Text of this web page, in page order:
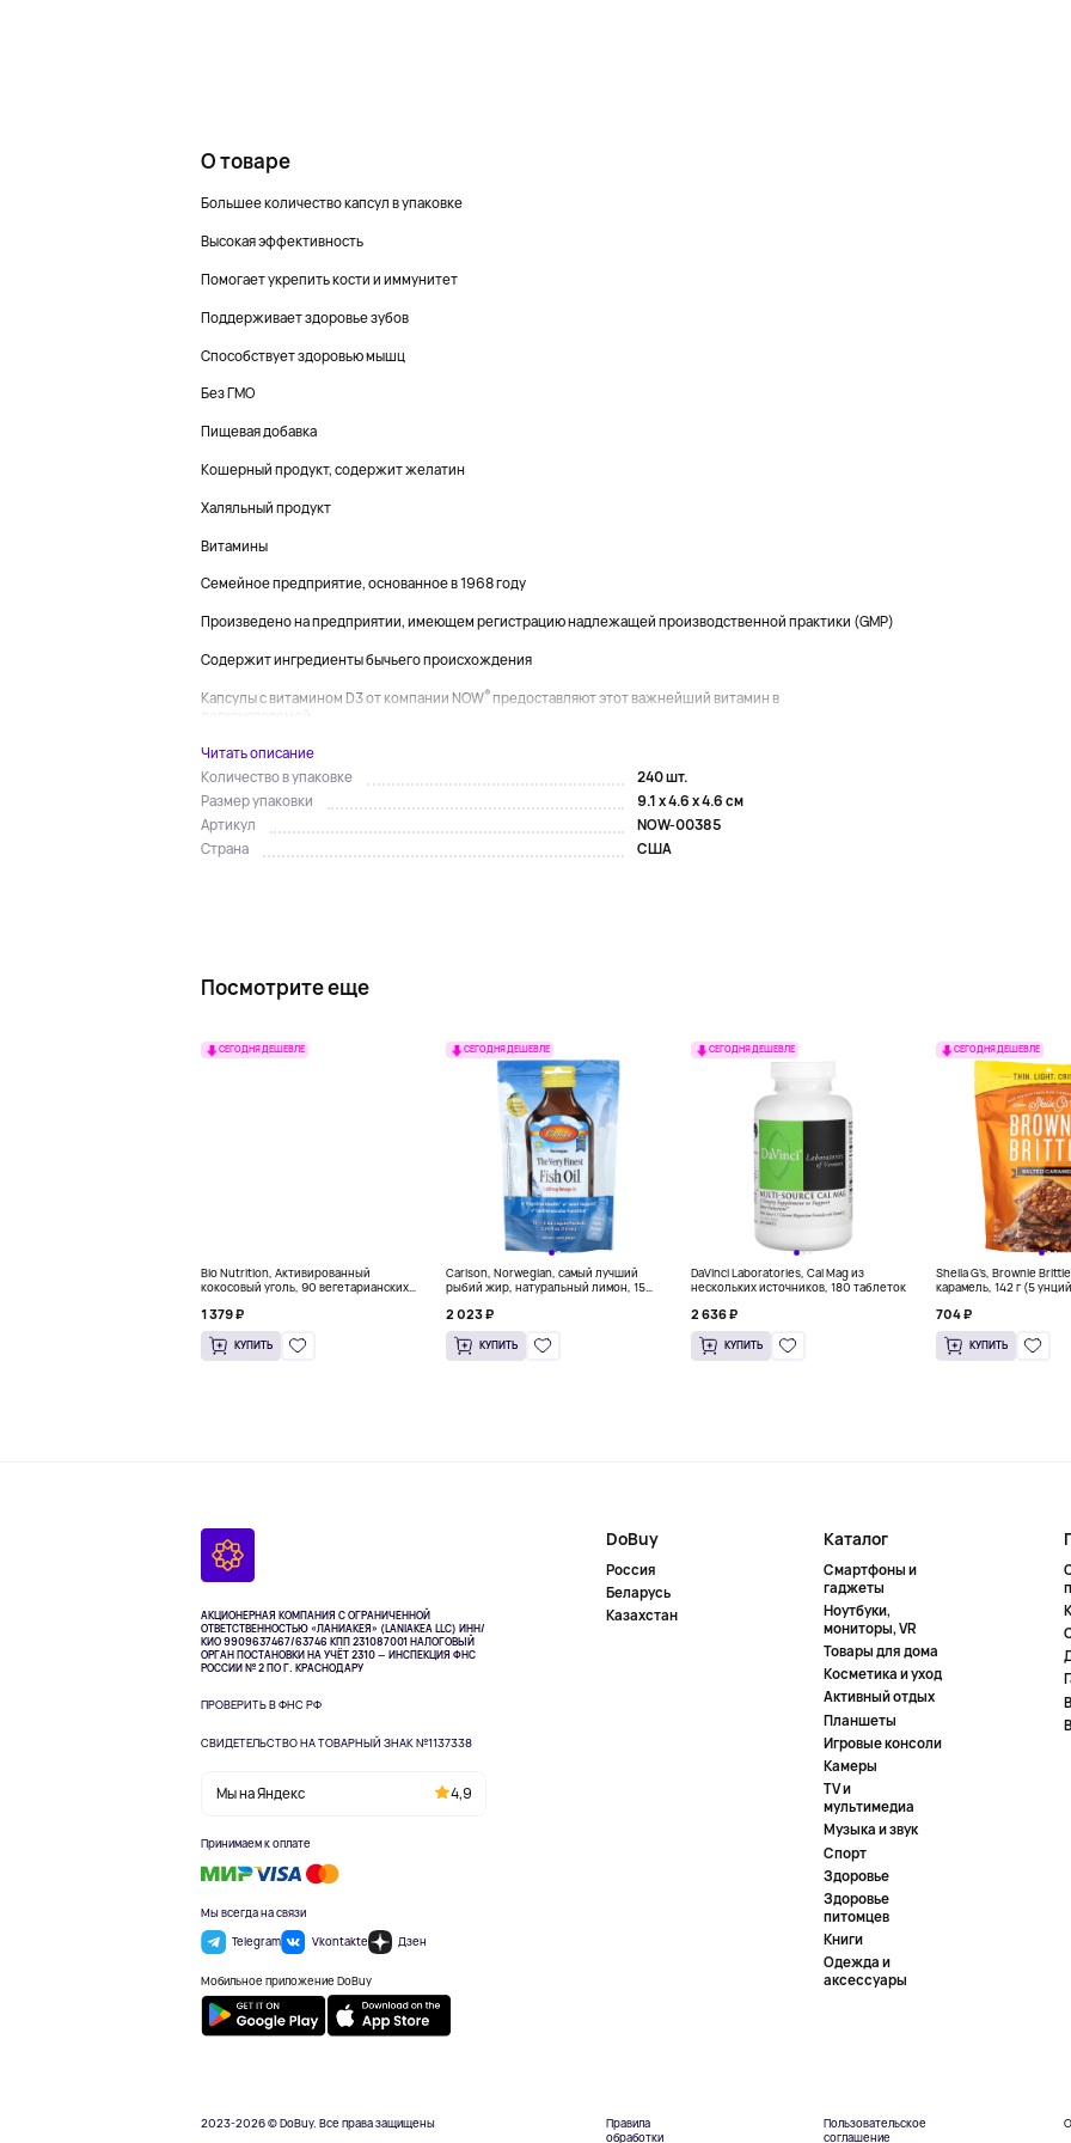
О товаре
Большее количество капсул в упаковке
Высокая эффективность
Помогает укрепить кости и иммунитет
Поддерживает здоровье зубов
Способствует здоровью мышц
Без ГМО
Пищевая добавка
Кошерный продукт, содержит желатин
Халяльный продукт
Витамины
Семейное предприятие, основанное в 1968 году
Произведено на предприятии, имеющем регистрацию надлежащей производственной практики (GMP)
Содержит ингредиенты бычьего происхождения
Капсулы с витамином D3 от компании NOW® предоставляют этот важнейший витамин в
легкоусвояемой...
Читать описание
Количество в упаковке
240 шт.
Размер упаковки
9.1 x 4.6 x 4.6 см
Артикул
NOW-00385
Страна
США
Посмотрите еще
СЕГОДНЯ ДЕШЕВЛЕ
Bio Nutrition, Активированный
кокосовый уголь, 90 вегетарианских
1 379 ₽
КУПИТЬ
СЕГОДНЯ ДЕШЕВЛЕ
Carlson, Norwegian, самый лучший
рыбий жир, натуральный лимон, 15
2 023 ₽
КУПИТЬ
СЕГОДНЯ ДЕШЕВЛЕ
DaVinci Laboratories, Cal Mag из
нескольких источников, 180 таблеток
2 636 ₽
КУПИТЬ
СЕГОДНЯ ДЕШЕВЛЕ
Sheila G's, Brownie
карамель, 142 г (5
704 ₽
КУПИТЬ
АКЦИОНЕРНАЯ КОМПАНИЯ С ОГРАНИЧЕННОЙ
ОТВЕТСТВЕННОСТЬЮ «ЛАНИАКЕЯ» (LANIAKEA LLC) ИНН/
КИО 9909637467/63746 КПП 231087001НАЛОГОВЫЙ
ОРГАН ПОСТАНОВКИ НА УЧЁТ 2310 — ИНСПЕКЦИЯ ФНС
РОССИИ № 2 ПО Г. КРАСНОДАРУ
ПРОВЕРИТЬ В ФНС РФ
СВИДЕТЕЛЬСТВО НА ТОВАРНЫЙ ЗНАК №1137338
Мы на Яндекс 4,9
Принимаем к оплате
Мы всегда на связи
Telegram
Vkontakte Дзен
Мобильное приложение DoBuy
DoBuy
Россия
Беларусь
Казахстан
Каталог
Смартфоны и
гаджеты
Ноутбуки,
мониторы, VR
Товары для дома
Косметика и уход
Активный отдых
Планшеты
Игровые консоли
Камеры
TV и
мультимедиа
Музыка и звук
Спорт
Здоровье
Здоровье
питомцев
Книги
Одежда и
аксессуары
2023-2026 © DoBuy. Все права защищены
Правила
обработки
Пользовательское
соглашение